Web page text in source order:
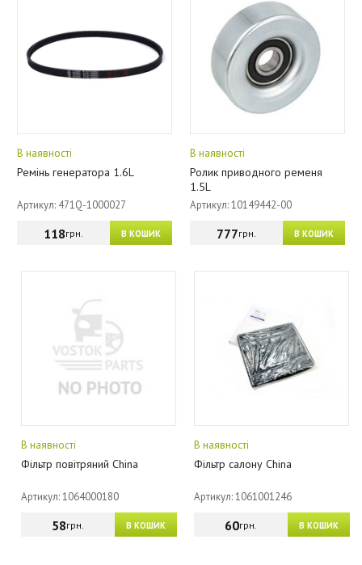
В наявності
Ремінь генератора 1.6L
Артикул: 471Q-1000027
В КОШИК
118грн.
В наявності
Ролик приводного ременя
1.5L
Артикул: 10149442-00
В КОШИК
777грн.
В наявності
Фільтр повітряний China
Артикул: 1064000180
В КОШИК
58грн.
В наявності
Фільтр салону China
Артикул: 1061001246
В КОШИК
60грн.